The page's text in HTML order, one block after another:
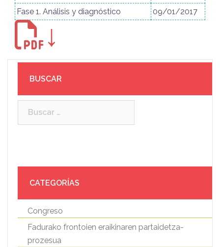
Fase 1. Análisis y diagnóstico
09/01/2017
↓
BUSCAR
CATEGORÍAS
Congreso
Fadurako frontoien eraikinaren partaidetza-
prozesua